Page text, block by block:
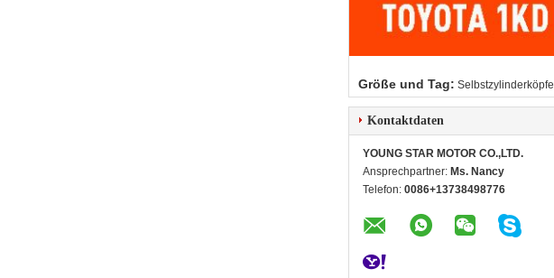
Größe und Tag: Selbstzylinderköpfe
Kontaktdaten
YOUNG STAR MOTOR CO.,LTD.
Ansprechpartner: Ms. Nancy
Telefon: 0086+13738498776